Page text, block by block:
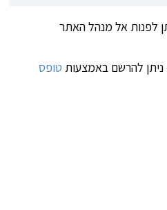
לפנות אל מנהל האתר
להרשם באמצעות טופס